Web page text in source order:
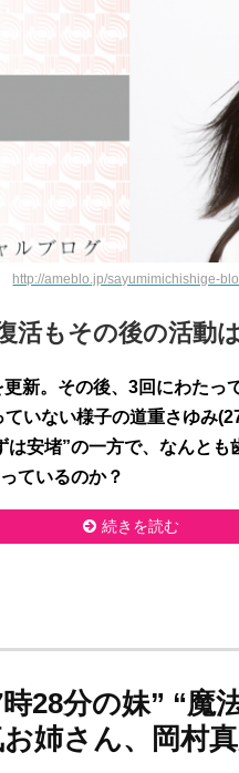
http://ameblo.jp/sayumimichishige-
活もその後の活動
新。その後、3回にわたっ
いない様子の道重さゆみ
は安堵”の一方で、なんとも
ているのか？
続きを読む
28分の妹” “魔
姉さん、岡村